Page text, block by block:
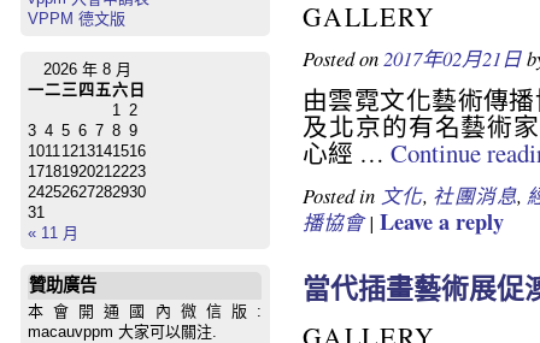
VPPM 德文版
2026 年 8 月
一二三 四五六 日
1
2
3 4 5 6 7 8 9
1011 1213141516
1718192021 2223
24252627282930
31
« 11 月
贊助廣告
本會開通國內微信版:
macauvppm 大家可以關注.
GALLERY
Posted on 2017年02月21日
由雲霓文化藝術傳
及北京的有名藝術
心經 … Continue
Posted in 文化, 社團消息,
播協會| Leave a reply
當代插畫藝術展促